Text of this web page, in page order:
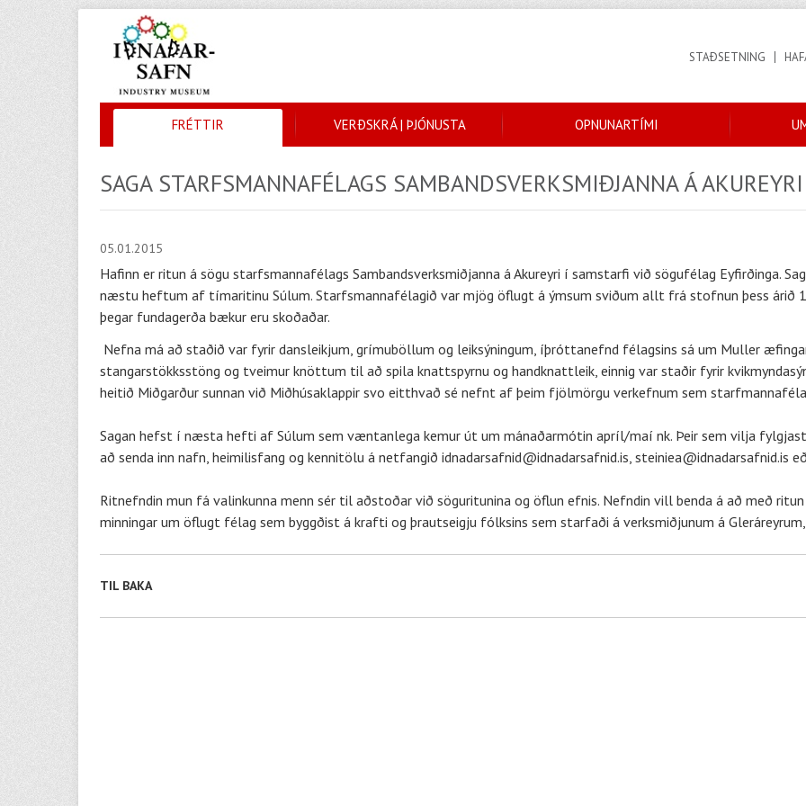
STAÐSETNING
SAGA STARFSMANNAFÉLAGS SAMBANDSVERKSMIÐJANNA Á AKUREYRI
05.01.2015
Hafinn er ritun á sögu starfsmannafélags Sambandsverksmiðjanna á Akureyri í samstarfi við sögufélag Eyfirðinga.
næstu heftum af tímaritinu Súlum. Starfsmannafélagið var mjög öflugt á ýmsum sviðum allt frá stofnun þess árið
þegar fundagerða bækur eru skoðaðar.
Nefna má að staðið var fyrir dansleikjum, grímuböllum og leiksýningum, íþróttanefnd félagsins sá um Muller
stangarstökksstöng og tveimur knöttum til að spila knattspyrnu og handknattleik, einnig var staðir fyrir
heitið Miðgarður sunnan við Miðhúsaklappir svo eitthvað sé nefnt af þeim fjölmörgu verkefnum sem
Sagan hefst í næsta hefti af Súlum sem væntanlega kemur út um mánaðarmótin apríl/maí nk. Þeir sem vilja
að senda inn nafn, heimilisfang og kennitölu á netfangið idnadarsafnid@idnadarsafnid.is, steiniea@idnadarsafnid.is
Ritnefndin mun fá valinkunna menn sér til aðstoðar við söguritunina og öflun efnis. Nefndin vill benda á að með
minningar um öflugt félag sem byggðist á krafti og þrautseigju fólksins sem starfaði á verksmiðjunum á
TIL BAKA
FRÉTTIR VERÐSKRÁ | ÞJÓNUSTA OPNUNARTÍMI